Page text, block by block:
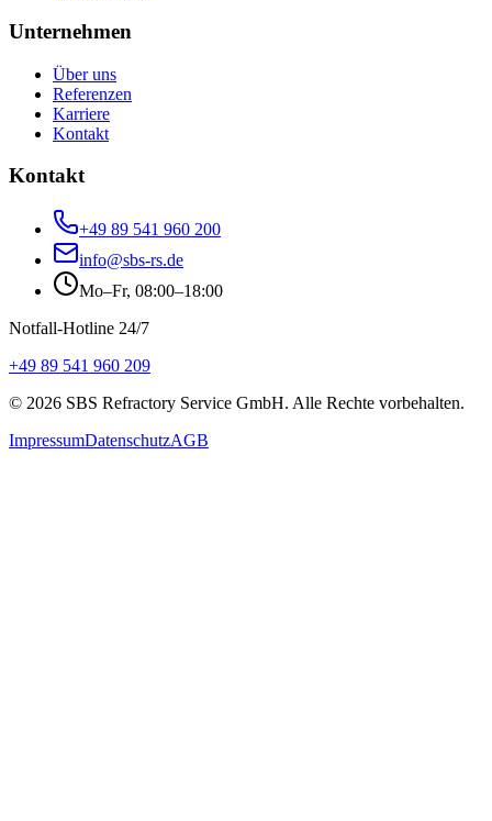
Unternehmen
Über uns
Referenzen
Karriere
Kontakt
Kontakt
+49 89 541 960 200
info@sbs-rs.de
Mo–Fr, 08:00–18:00
Notfall-Hotline 24/7
+49 89 541 960 209
© 2026 SBS Refractory Service GmbH. Alle Rechte vorbehalten.
ImpressumDatenschutzAGB